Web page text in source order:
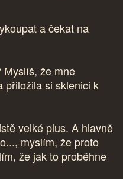
a čekat na
Myslíš, že mne
přiložila si sklenici k
velké plus. A hlavně
myslím, že proto
že jak to proběhne